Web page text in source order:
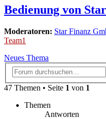
Bedienung von
Moderatoren: Star Finanz
Team1
Neues Thema
47 Themen • Seite 1 von 1
Themen
Antworten